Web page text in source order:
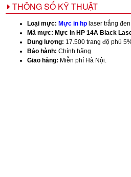
THÔNG SỐ KỸ THUẬT
Loại mực: Mực in hp laser trắng
Mã mực: Mực in HP 14A Black
Dung lượng: 17.500 trang độ phủ
Bảo hành: Chính hãng
Giao hàng: Miễn phí Hà Nội.